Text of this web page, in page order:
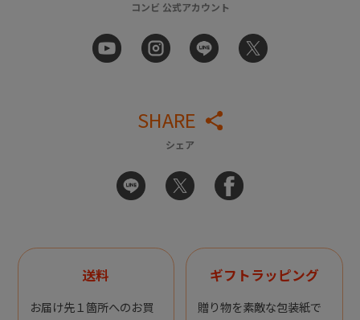
コンビ 公式アカウント
SHARE
シェア
送料
お届け先１箇所へのお買
ギフトラッピング
贈り物を素敵な包装紙で